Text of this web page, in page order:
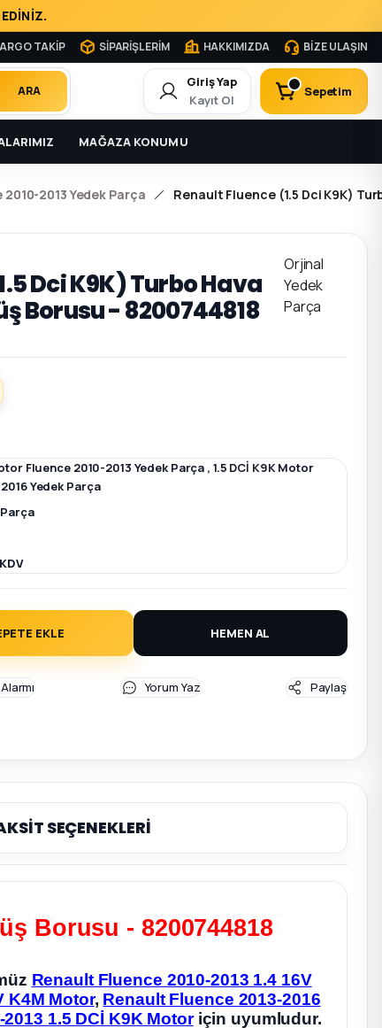
TAKİP SİPARİŞLERİM HAKKIMIZDA BİZE ULAŞIN
ARA
Giriş Yap
Kayıt Ol
Sepetim
MAĞAZA KONUMU
2010-2013 Yedek Parça Renault Fluence (1.5 Dci K9K)
Dci K9K) Turbo Hava
Borusu - 8200744818
Orjinal
Yedek
Parça
Fluence 2010-2013 Yedek Parça , 1.5 DCİ K9K Motor
Yedek Parça
EKLE HEMEN AL
Yorum Yaz Paylaş
SEÇENEKLERİ
Borusu - 8200744818
Renault Fluence 2010-2013 1.4 16V
K4M Motor, Renault Fluence 2013-2016
1.5 DCİ K9K Motoriçin uyumludur.